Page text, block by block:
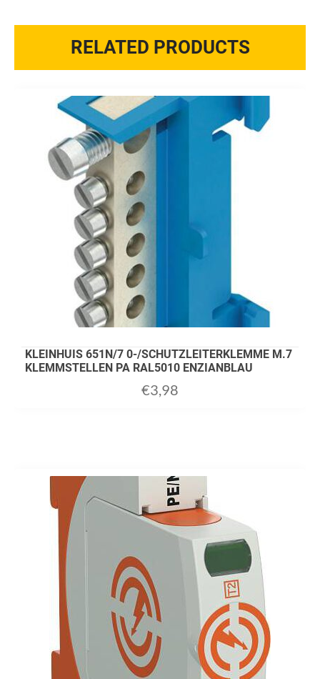
RELATED PRODUCTS
KLEINHUIS 651N/7 0-/SCHUTZLEITERKLEMME M.7
KLEMMSTELLEN PA RAL5010 ENZIANBLAU
€3,98